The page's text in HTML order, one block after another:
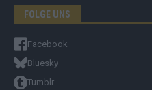
FOLGE UNS
Facebook
Bluesky
Tumblr